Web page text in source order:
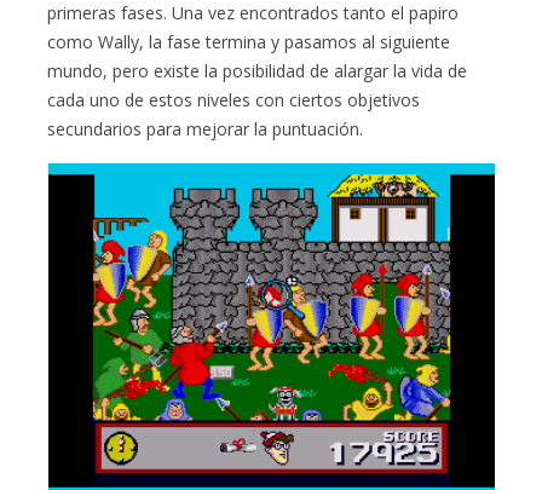
primeras fases. Una vez encontrados tanto el papiro
como Wally, la fase termina y pasamos al siguiente
mundo, pero existe la posibilidad de alargar la vida de
cada uno de estos niveles con ciertos objetivos
secundarios para mejorar la puntuación.